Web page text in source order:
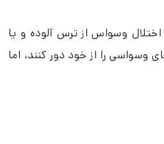
وسواس از ترس آلوده و یا
را از خود دور کنند، اما